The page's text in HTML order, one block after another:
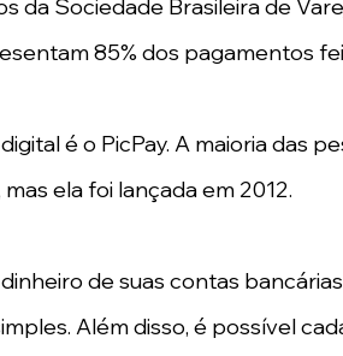
da Sociedade Brasileira de
85% dos pagamentos
é o PicPay. A maioria das
ela foi lançada em 2012.
de suas contas
Além disso, é possível